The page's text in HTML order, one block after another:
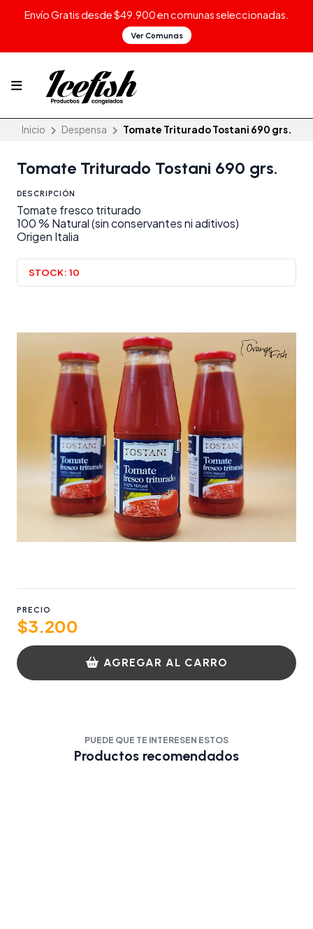
Envío Gratis desde $49.900 en comunas seleccionadas.
Ver Comunas
Inicio Despensa Tomate Triturado Tostani 690 grs.
Tomate Triturado Tostani 690 grs.
DESCRIPCIÓN
Tomate fresco triturado
100 % Natural (sin conservantes ni aditivos)
Origen Italia
STOCK: 10
PRECIO
$3.200
AGREGAR AL CARRO
PUEDE QUE TE INTERESEN ESTOS
Productos recomendados